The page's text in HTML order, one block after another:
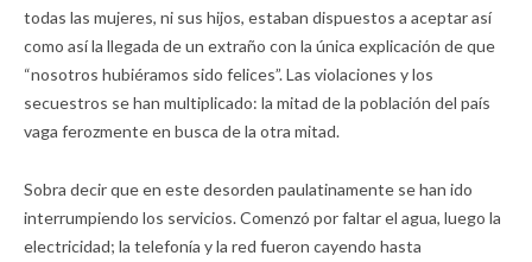
todas las mujeres, ni sus hijos, estaban dispuestos a aceptar así
como así la llegada de un extraño con la única explicación de que
“nosotros hubiéramos sido felices”. Las violaciones y los
secuestros se han multiplicado: la mitad de la población del país
vaga ferozmente en busca de la otra mitad.
Sobra decir que en este desorden paulatinamente se han ido
interrumpiendo los servicios. Comenzó por faltar el agua, luego la
electricidad; la telefonía y la red fueron cayendo hasta